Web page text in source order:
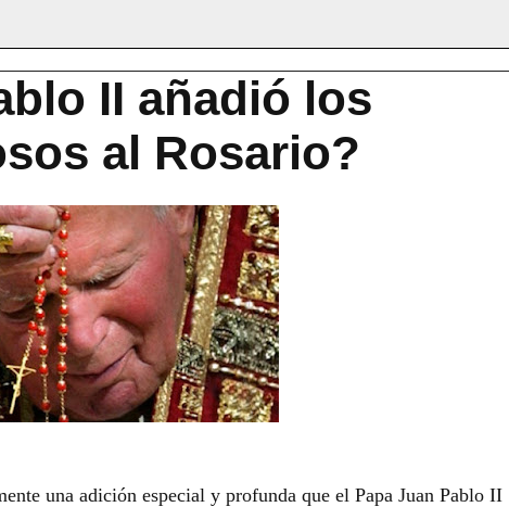
II añadió los
al Rosario?
una adición especial y profunda que el Papa Juan Pablo II